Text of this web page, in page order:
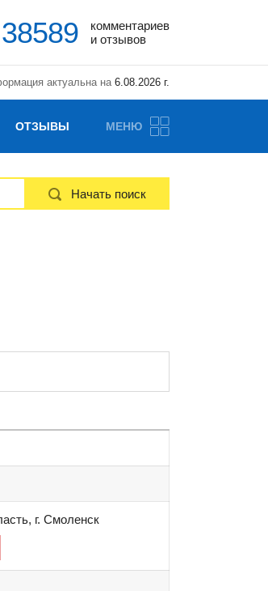
38589
комментариев
и отзывов
актуальна на6.08.2026 г.
ОТЗЫВЫ МЕНЮ
Начать поиск
, г. Смоленск